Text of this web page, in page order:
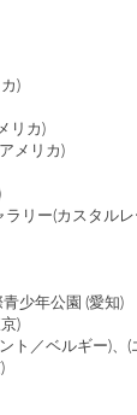
)
リカ)
メリカ)
リー(カスタルレ
少年公園 (愛知)
)
ベルギー)、(